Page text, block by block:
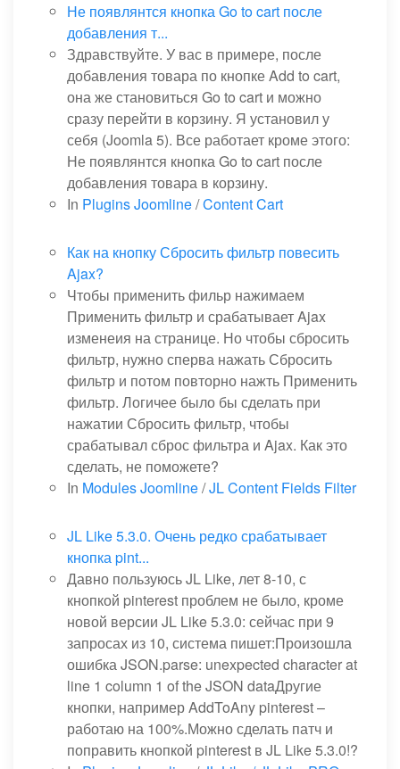
Не появлянтся кнопка Go to cart после
добавления т...
Здравствуйте. У вас в примере, после
добавления товара по кнопке Add to cart,
она же становиться Go to cart и можно
сразу перейти в корзину. Я установил у
себя (Joomla 5). Все работает кроме этого:
Не появлянтся кнопка Go to cart после
добавления товара в корзину.
In Plugins Joomline/Content Cart
Как на кнопку Сбросить фильтр повесить
Ajax?
Чтобы применить фильр нажимаем
Применить фильтр и срабатывает Ajax
изменеия на странице. Но чтобы сбросить
фильтр, нужно сперва нажать Сбросить
фильтр и потом повторно нажть Применить
фильтр. Логичее было бы сделать при
нажатии Сбросить фильтр, чтобы
срабатывал сброс фильтра и Ajax. Как это
сделать, не поможете?
In Modules Joomline/JL Content Fields Filter
JL Like 5.3.0. Очень редко срабатывает
кнопка pint...
Давно пользуюсь JL Like, лет 8-10, с
кнопкой pinterest проблем не было, кроме
новой версии JL Like 5.3.0: сейчас при 9
запросах из 10, система пишет:Произошла
ошибка JSON.parse: unexpected character at
line 1 column 1 of the JSON dataДругие
кнопки, например AddToAny pinterest –
работаю на 100%.Можно сделать патч и
поправить кнопкой pinterest в JL Like 5.3.0!?